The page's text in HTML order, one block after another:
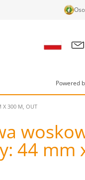
Powered
X 300 M, OUT
44 mm